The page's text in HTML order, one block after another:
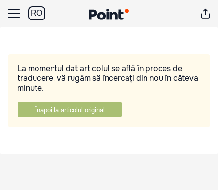
RO
La momentul dat articolul se află în proces de
traducere, vă rugăm să încercați din nou în câteva
minute.
Înapoi la articolul original